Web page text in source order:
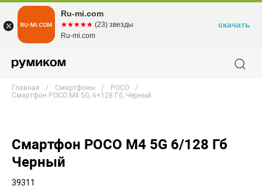
Главная Смартфоны
POCO
Смартфон POCO M4 5G, 6+128 Гб, Черный
Смартфон POCO M4 5G 6/128 Гб
Черный
39311
Ru-mi.com
☆☆☆☆☆
★★★★★ (23) звезды
Ru-mi.com
скачать